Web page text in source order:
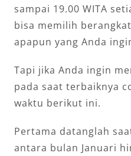
sampai 19.00 WITA
bisa memilih
apapun yang Anda
Tapi jika Anda ingin
pada saat terbaiknya
waktu berikut ini.
Pertama datanglah
antara bulan Januari